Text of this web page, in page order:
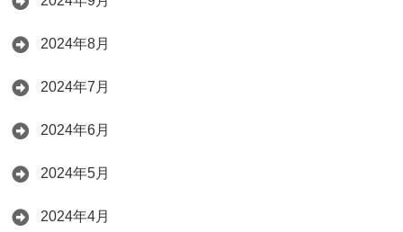
2024年8月
2024年7月
2024年6月
2024年5月
2024年4月